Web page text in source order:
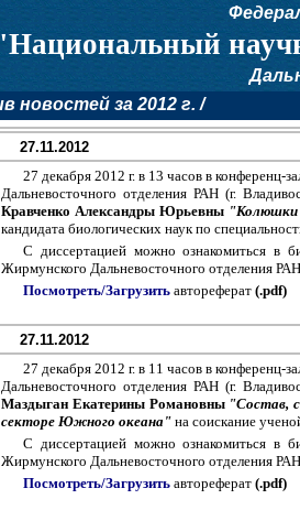
новостей за 2012 г. /
27.11.2012
27 декабря 2012 г. в 13 часов в
Дальневосточного отделения РАН (г.
Кравченко Александры Юрьевны "Колюшки
кандидата биологических наук по
С диссертацией можно ознакомиться в
Жирмунского Дальневосточного отделения
Посмотреть/Загрузить автореферат (.pdf)
27.11.2012
27 декабря 2012 г. в 11 часов в
Дальневосточного отделения РАН (г.
Маздыган Екатерины Романовны "Состав,
секторе Южного океана" на соискание
С диссертацией можно ознакомиться в
Жирмунского Дальневосточного отделения
Посмотреть/Загрузить автореферат (.pdf)